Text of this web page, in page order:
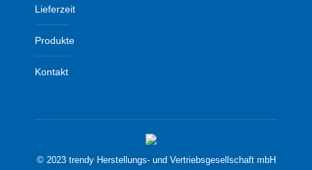
Lieferzeit
Produkte
Kontakt
© 2023 trendy Herstellungs- und Vertriebsgesellschaft mbH